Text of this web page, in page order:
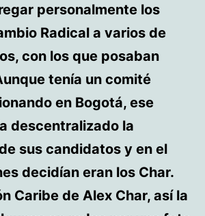
personalmente los
Radical a varios de
con los que posaban
tenía un comité
en Bogotá, ese
descentralizado la
sus candidatos y en el
decidían eran los Char.
Caribe de Alex Char, así la